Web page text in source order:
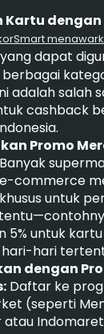
Kartu
yang dapat
berbagai
adalah salah
cashback
Promo
commerce
untuk
5% untuk kartu
hari-hari
dengan
Daftar ke
(seperti
atau